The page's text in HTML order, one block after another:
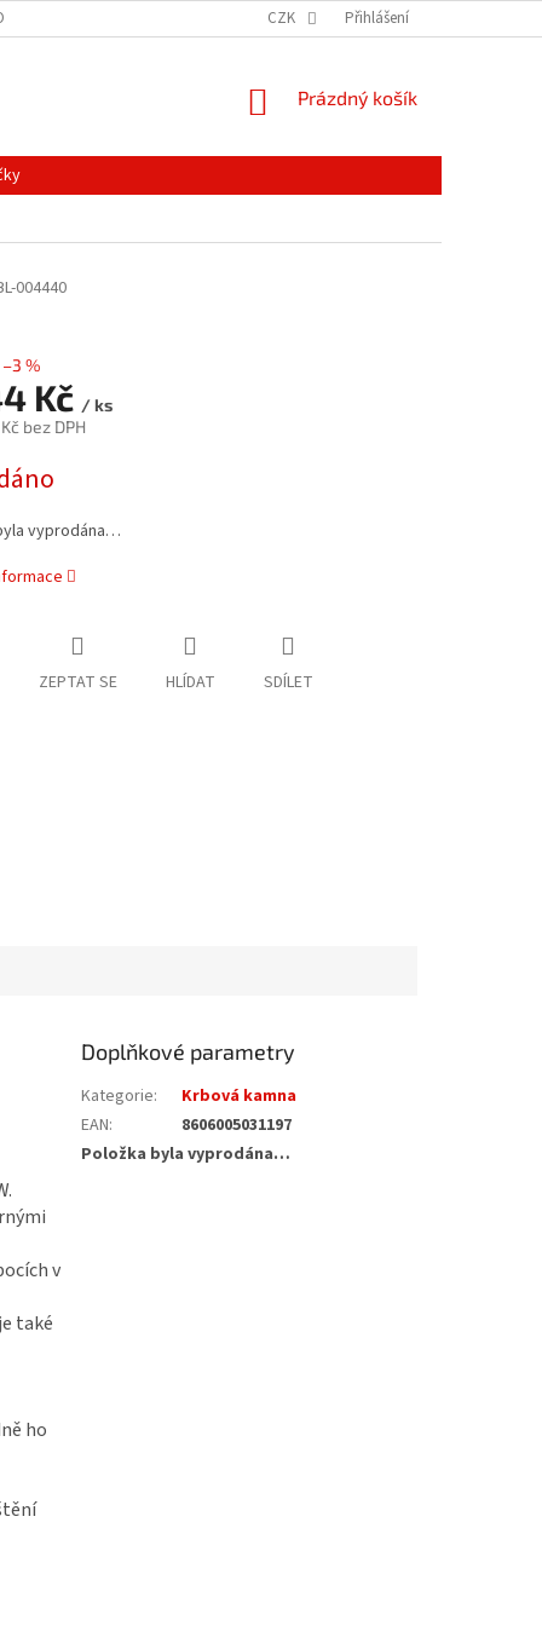
NOVINKY
CZK Přihlášení
NÁKUPNÍ
Prázdný košík
004440
–3 %
Kč / ks
bez DPH
vyprodána…
ZEPTAT SE HLÍDAT SDÍLET
v
také
ho
Doplňkové parametry
Kategorie:
Krbová kamna
EAN:
8606005031197
Položka byla vyprodána…